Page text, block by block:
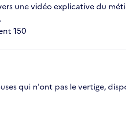
une vidéo explicative du
150
qui n'ont pas le vertige,